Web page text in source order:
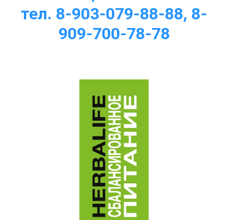
тел. 8-903-079-88-88, 8-
909-700-78-78